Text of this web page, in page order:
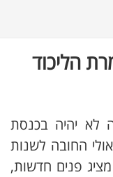
הליכוד
לא יהיה בכנסת
החובה לשנות
פנים חדשות,